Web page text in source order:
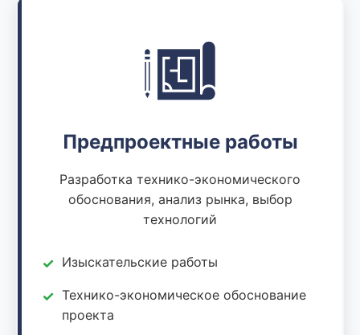
Предпроектные работы
Разработка технико-экономического
обоснования, анализ рынка, выбор
технологий
Изыскательские работы
Технико-экономическое обоснование
проекта